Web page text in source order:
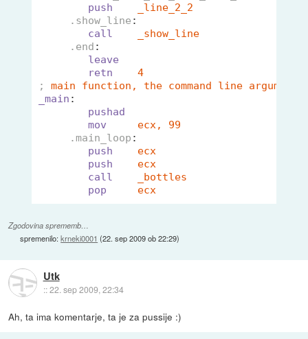
push
_line_2_2                 ;
.show_line :
call
_show_line
.end :
leave
retn
4
;
main function, the command line
_main :
pushad
mov
ecx, 99                   ;
.main_loop :
push
ecx
push
ecx
call
_bottles                  ;
pop
ecx
Zgodovina sprememb…
spremenilo:krneki0001 (22. sep 2009 ob 22:29)
Utk
::22. sep 2009, 22:34
Ah, ta ima komentarje, ta je za pussije :)